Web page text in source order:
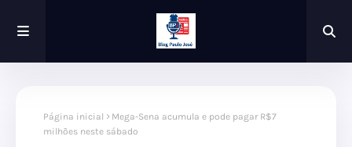
Página inicial
Mega-Sena acumula e pode pagar R$7
milhões neste sábado